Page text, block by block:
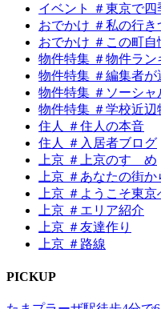
イベント ＃東京で四
おでかけ ＃私の行き
おでかけ ＃この町
物件特集 ＃物件ラン
物件特集 ＃編集者
物件特集 ＃ソーシャ
物件特集 ＃学校近辺
住人 ＃住人の本音
住人 ＃入居者ブログ
上京 ＃上京のすゝめ
上京 ＃あなたの街
上京 ＃ようこそ東京
上京 ＃エリア紹介
上京 ＃友達作り
上京 ＃路線
PICKUP